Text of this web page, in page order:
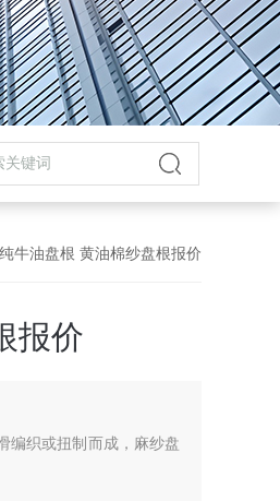
牛油盘根 黄油棉纱盘根报价
报价
编织或扭制而成，麻纱盘